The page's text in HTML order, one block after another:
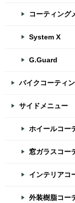
コーティング
System X
G.Guard
バイクコーティ
サイドメニュー
ホイールコー
窓ガラスコー
インテリアコ
外装樹脂コー